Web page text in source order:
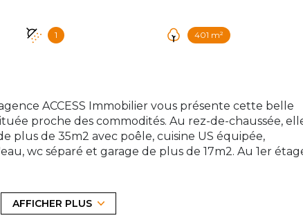
1 401 m²
ACCESS Immobilier vous présente cette belle
proche des commodités. Au rez-de-chaussée,
plus de 35m2 avec poêle, cuisine US équipée,
wc séparé et garage de plus de 17m2. Au 1er
Chauffage électrique. un nouveau projet pour votre
plein de charme ! Contactez notre agence au 01
AFFICHER PLUS